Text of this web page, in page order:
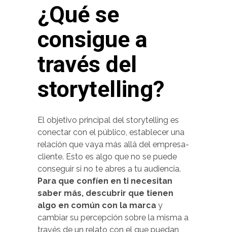
¿Qué se
consigue a
través del
storytelling?
El objetivo principal del storytelling es
conectar con el público, establecer una
relación que vaya más allá del empresa-
cliente. Esto es algo que no se puede
conseguir si no te abres a tu audiencia.
Para que confíen en ti necesitan
saber más, descubrir que tienen
algo en común con la marca y
cambiar su percepción sobre la misma a
través de un relato con el que puedan